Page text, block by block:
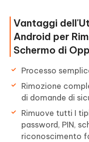
Vantaggi
Android per
Schermo di
Processo
Rimozione
di domande di
Rimuove tutti I
password, PIN,
riconoscimento